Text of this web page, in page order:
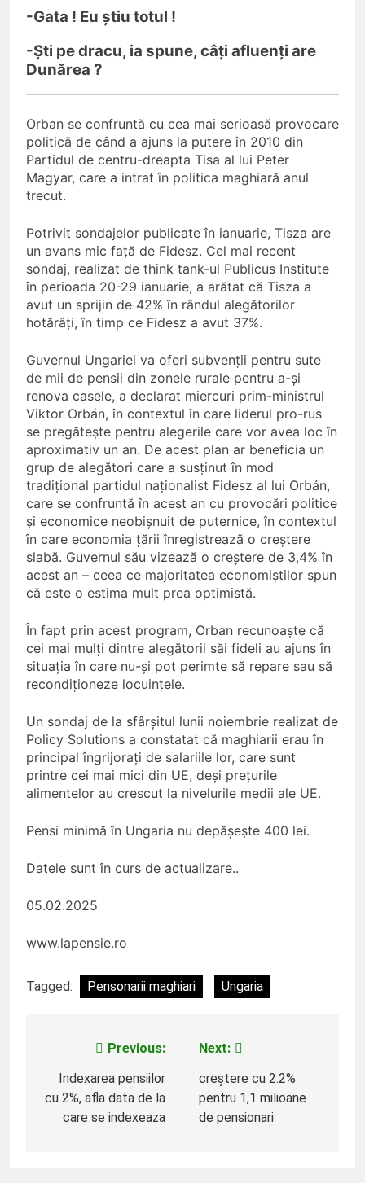
-Gata ! Eu știu totul !
-Ști pe dracu, ia spune, câți afluenți are
Dunărea ?
Orban se confruntă cu cea mai serioasă provocare
politică de când a ajuns la putere în 2010 din
Partidul de centru-dreapta Tisa al lui Peter
Magyar, care a intrat în politica maghiară anul
trecut.
Potrivit sondajelor publicate în ianuarie, Tisza are
un avans mic față de Fidesz. Cel mai recent
sondaj, realizat de think tank-ul Publicus Institute
în perioada 20-29 ianuarie, a arătat că Tisza a
avut un sprijin de 42% în rândul alegătorilor
hotărâți, în timp ce Fidesz a avut 37%.
Guvernul Ungariei va oferi subvenții pentru sute
de mii de pensii din zonele rurale pentru a-și
renova casele, a declarat miercuri prim-ministrul
Viktor Orbán, în contextul în care liderul pro-rus
se pregătește pentru alegerile care vor avea loc în
aproximativ un an. De acest plan ar beneficia un
grup de alegători care a susținut în mod
tradițional partidul naționalist Fidesz al lui Orbán,
care se confruntă în acest an cu provocări politice
și economice neobișnuit de puternice, în contextul
în care economia țării înregistrează o creștere
slabă. Guvernul său vizează o creștere de 3,4% în
acest an – ceea ce majoritatea economiștilor spun
că este o estima mult prea optimistă.
În fapt prin acest program, Orban recunoaște că
cei mai mulți dintre alegătorii săi fideli au ajuns în
situația în care nu-și pot perimte să repare sau să
recondiționeze locuințele.
Un sondaj de la sfârșitul lunii noiembrie realizat de
Policy Solutions a constatat că maghiarii erau în
principal îngrijorați de salariile lor, care sunt
printre cei mai mici din UE, deși prețurile
alimentelor au crescut la nivelurile medii ale UE.
Pensi minimă în Ungaria nu depășește 400 lei.
Datele sunt în curs de actualizare..
05.02.2025
www.lapensie.ro
Tagged: Pensonarii maghiari Ungaria
Navigare
articole
Previous:
Indexarea pensiilor
cu 2%, afla data de la
care se indexeaza
Next:
creștere cu 2.2%
pentru 1,1 milioane
de pensionari